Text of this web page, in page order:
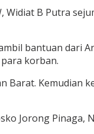
B Putra
bantuan dari
korban.
Kemudian
Jorong Pinaga,